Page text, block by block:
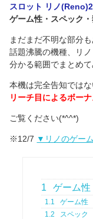
スロット リノ
ゲーム性・スペック
まだまだ不明な部分も
話題沸騰の機種、リ
分かる範囲でまとめて
本機は完全告知ではな
リーチ目によるボー
ご覧ください(*^^*)
※12/7 ▼リノのゲー
1 ゲーム性
1.1
ゲーム性
1.2
スペック